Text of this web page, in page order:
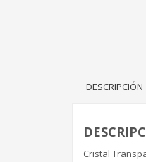
DESCRIPCIÓN
Cristal